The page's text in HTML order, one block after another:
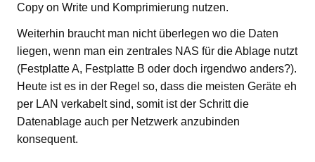
Copy on Write und Komprimierung nutzen.
Weiterhin braucht man nicht überlegen wo die Daten
liegen, wenn man ein zentrales NAS für die Ablage nutzt
(Festplatte A, Festplatte B oder doch irgendwo anders?).
Heute ist es in der Regel so, dass die meisten Geräte eh
per LAN verkabelt sind, somit ist der Schritt die
Datenablage auch per Netzwerk anzubinden
konsequent.